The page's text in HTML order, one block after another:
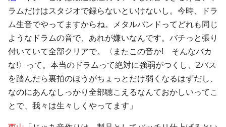
ラムだけはスタジオで録らないといけないし。今時、ドラ
ム生音でやってますからね。メタルバンドってどれも同じ
ようなドラムの音で、あれが嫌いなんです。バチっと張り
付いていて全部クリアで。〈またこの音か! そんなバカ
な!〉って。本当のドラムって絶対に強弱がつくし、2バス
を踏んだら裏拍のほうがちょっとだけ弱くなるはずだし、
なのにあんなしっかり全部聴こえるなんておかしいってこ
とで、我々は生々しくやってます」